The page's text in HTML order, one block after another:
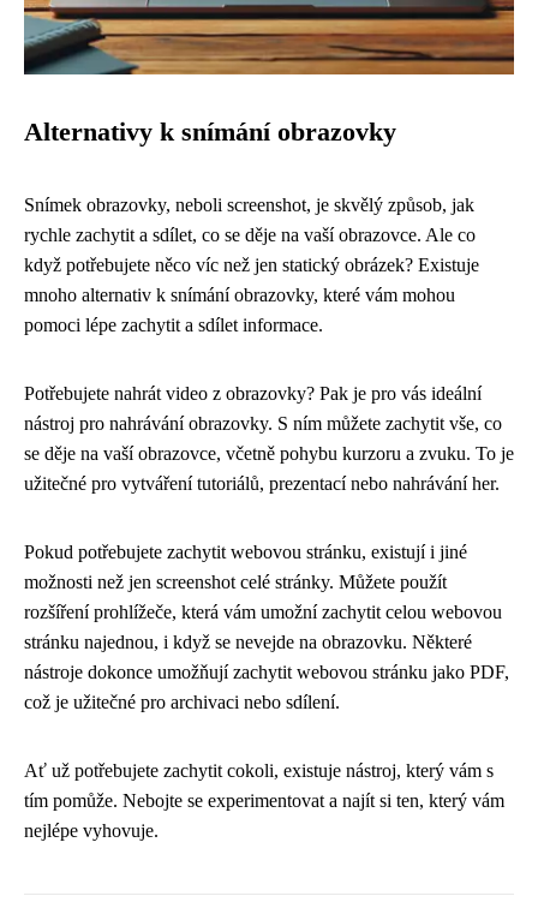
Alternativy k snímání obrazovky
Snímek obrazovky, neboli screenshot, je skvělý způsob, jak
rychle zachytit a sdílet, co se děje na vaší obrazovce. Ale co
když potřebujete něco víc než jen statický obrázek? Existuje
mnoho alternativ k snímání obrazovky, které vám mohou
pomoci lépe zachytit a sdílet informace.
Potřebujete nahrát video z obrazovky? Pak je pro vás ideální
nástroj pro nahrávání obrazovky. S ním můžete zachytit vše, co
se děje na vaší obrazovce, včetně pohybu kurzoru a zvuku. To je
užitečné pro vytváření tutoriálů, prezentací nebo nahrávání her.
Pokud potřebujete zachytit webovou stránku, existují i ​​​​jiné
možnosti než jen screenshot celé stránky. Můžete použít
rozšíření prohlížeče, která vám umožní zachytit celou webovou
stránku najednou, i když se nevejde na obrazovku. Některé
nástroje dokonce umožňují zachytit webovou stránku jako PDF,
což je užitečné pro archivaci nebo sdílení.
Ať už potřebujete zachytit cokoli, existuje nástroj, který vám s
tím pomůže. Nebojte se experimentovat a najít si ten, který vám
nejlépe vyhovuje.